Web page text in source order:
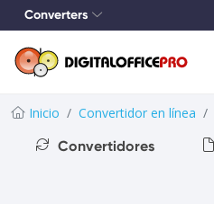
Converters
Inicio Convertidor en línea
Convertidores